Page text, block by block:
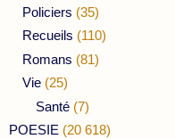
Policiers (35)
Recueils (110)
Romans (81)
Vie (25)
Santé (7)
POESIE (20 618)